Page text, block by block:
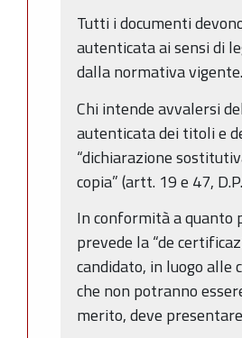
Tutti i documenti
autenticata ai sensi di
dalla normativa vigente.
Chi intende avvalersi
autenticata dei titoli e
“dichiarazione
copia” (artt. 19 e 47,
In conformità a quanto
prevede la “de
candidato, in luogo
che non potranno
merito, deve